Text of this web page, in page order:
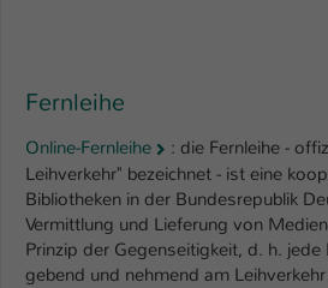
Fernleihe
Online-Fernleihe
: die Fernleihe -
Leihverkehr" bezeichnet - ist eine
Bibliotheken in der Bundesrepublik
Vermittlung und Lieferung von
Prinzip der Gegenseitigkeit, d. h.
gebend und nehmend am